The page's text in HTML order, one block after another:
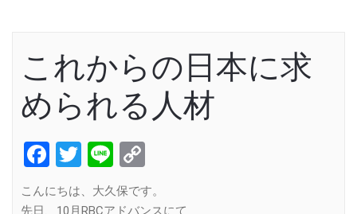
これからの日本に求
められる人材
Facebook
Twitter
Line
Link
こんにちは、大久保です。
先日、10月RBCアドバンスにて